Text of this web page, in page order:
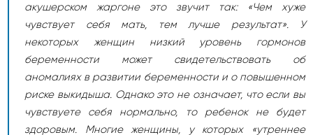
акушерском жаргоне это звучит так: «Чем хуже
чувствует себя мать, тем лучше результат». У
некоторых женщин низкий уровень гормонов
беременности может свидетельствовать об
аномалиях в развитии беременности и о повышенном
риске выкидыша. Однако это не означает, что если вы
чувствуете себя нормально, то ребенок не будет
здоровым. Многие женщины, у которых «утреннее